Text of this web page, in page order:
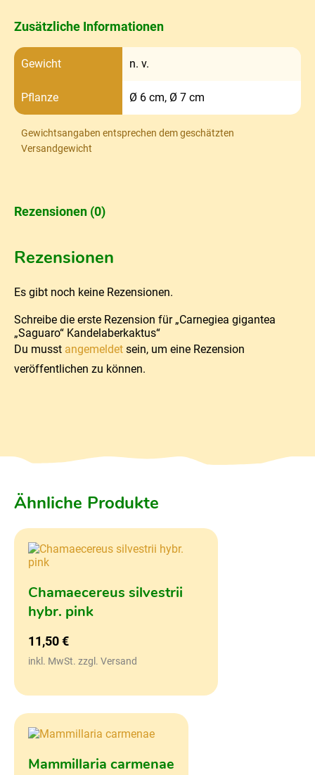
Zusätzliche Informationen
Gewicht n. v.
Pflanze Ø 6 cm, Ø 7 cm
Gewichtsangaben entsprechen dem geschätzten
Versandgewicht
Rezensionen (0)
Rezensionen
Es gibt noch keine Rezensionen.
Schreibe die erste Rezension für „Carnegiea gigantea
„Saguaro“ Kandelaberkaktus“
Du musst angemeldet sein, um eine Rezension
veröffentlichen zu können.
Ähnliche Produkte
Chamaecereus silvestrii
hybr. pink
11,50€
inkl. MwSt. zzgl. Versand
Mammillaria carmenae